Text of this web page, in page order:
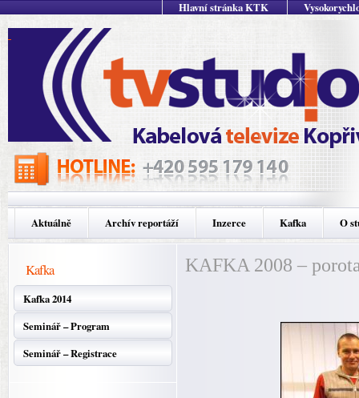
Hlavní stránka KTK
Aktuálně Archív reportáží Inzerce Kafka O
Kafka
Kafka 2014
Seminář – Program
Seminář – Registrace
KAFKA 2008 –